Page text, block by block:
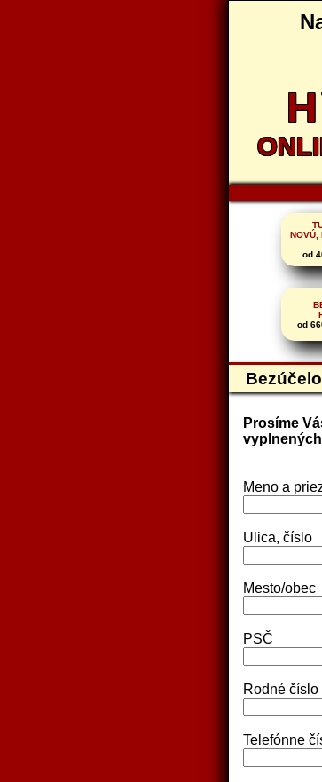
NOVÚ,
od
od
Prosíme
Meno a
Ulica, číslo
Mesto/obec
PSČ
Rodné
Telefónne